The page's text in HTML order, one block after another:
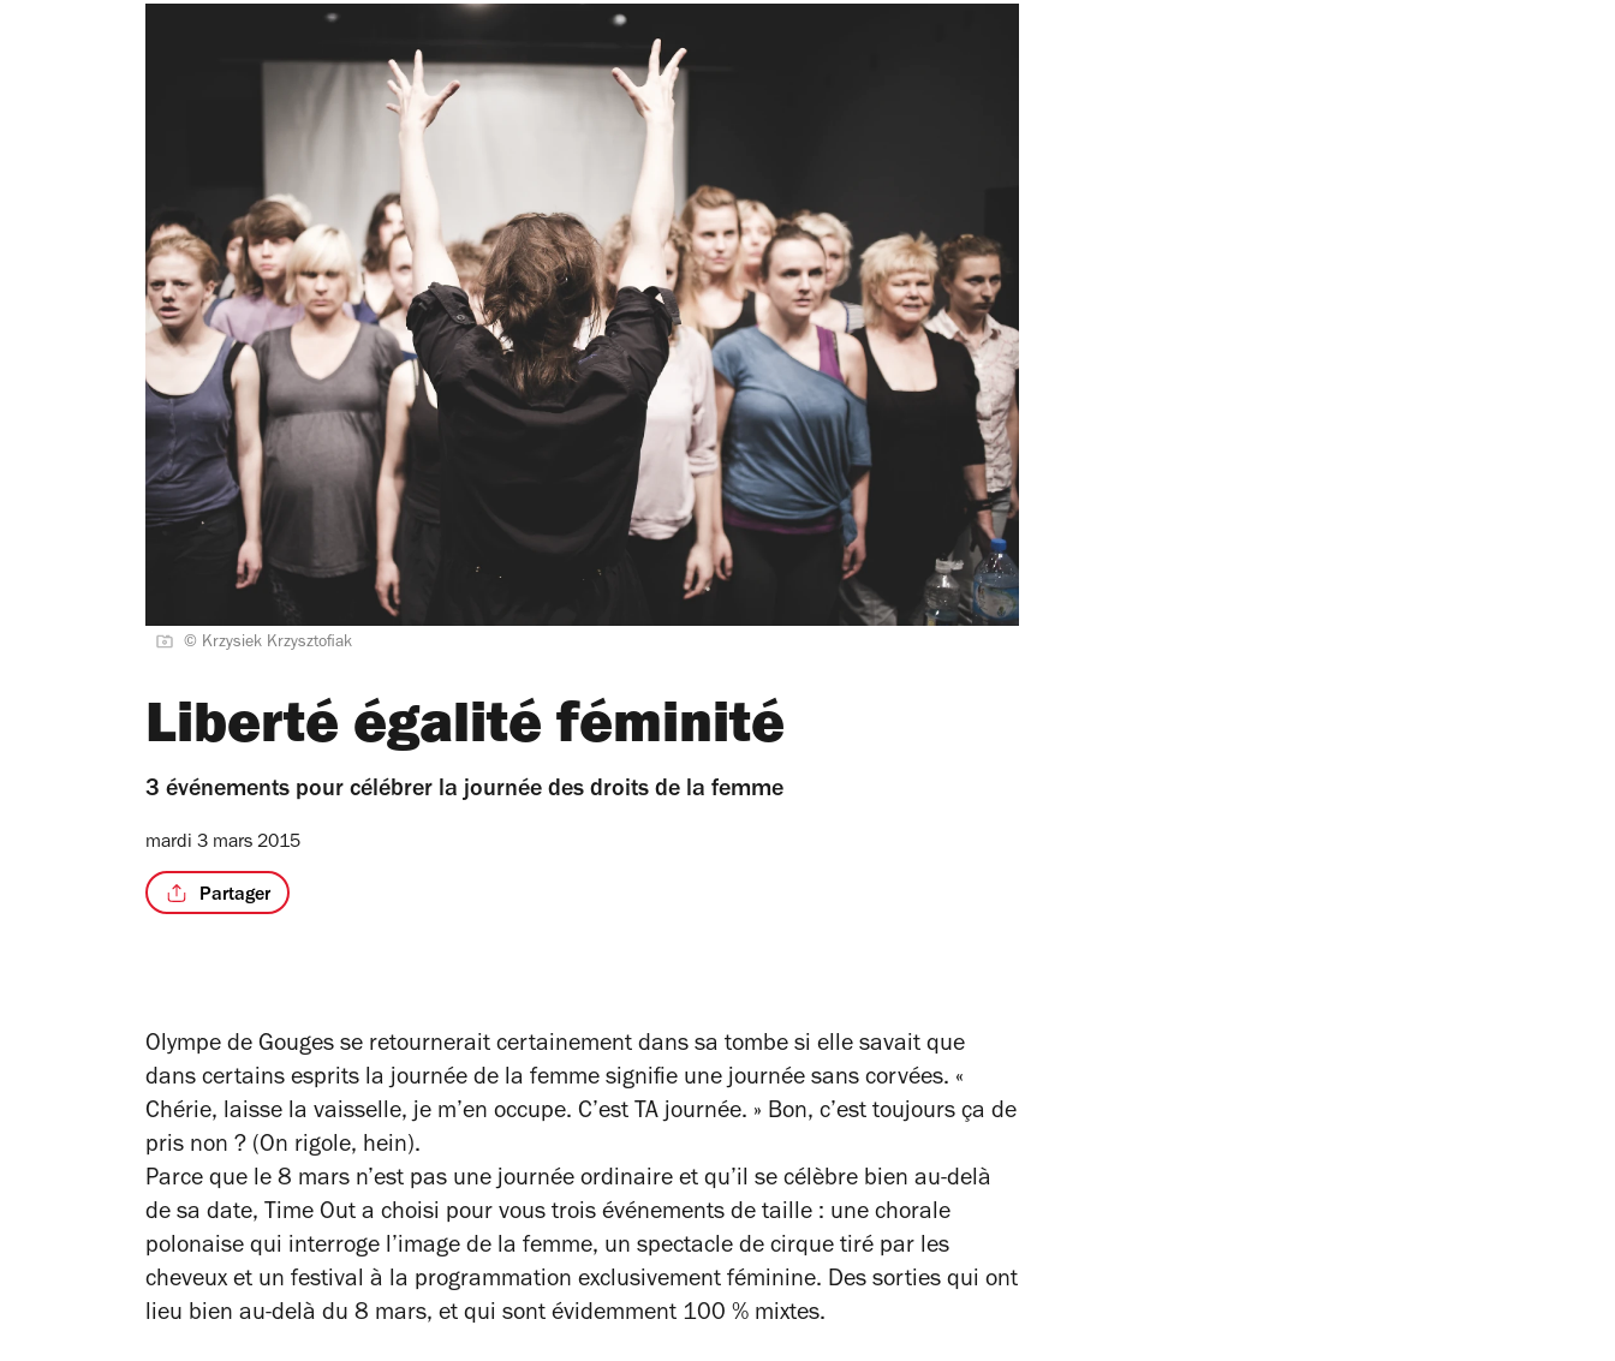
© Krzysiek Krzysztofiak
Liberté égalité féminité
3 événements pour célébrer la journée des droits de la femme
mardi 3 mars 2015
Partager
Olympe de Gouges se retournerait certainement dans sa tombe si elle savait que
dans certains esprits la journée de la femme signifie une journée sans corvées. «
Chérie, laisse la vaisselle, je m’en occupe. C’est TA journée. » Bon, c’est toujours ça de
pris non ? (On rigole, hein).
Parce que le 8 mars n’est pas une journée ordinaire et qu’il se célèbre bien au-delà
de sa date, Time Out a choisi pour vous trois événements de taille : une chorale
polonaise qui interroge l’image de la femme, un spectacle de cirque tiré par les
cheveux et un festival à la programmation exclusivement féminine. Des sorties qui ont
lieu bien au-delà du 8 mars, et qui sont évidemment 100 % mixtes.